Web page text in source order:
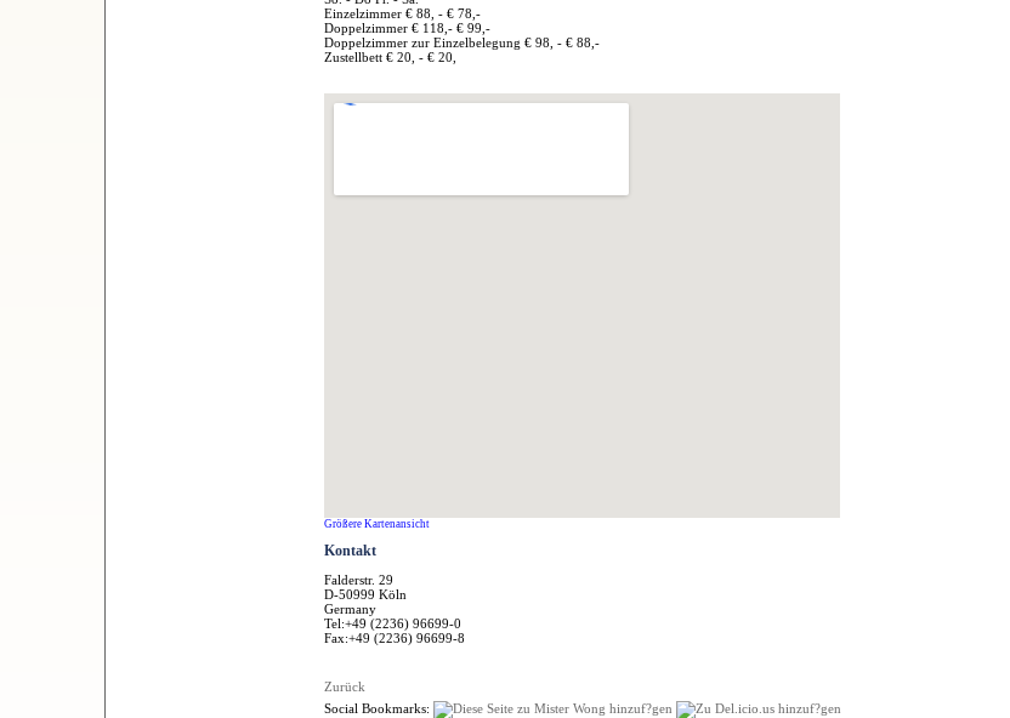
Einzelzimmer € 88, - € 78,-
Doppelzimmer € 118,- € 99,-
Doppelzimmer zur Einzelbelegung € 98, - € 88,-
Zustellbett € 20, - € 20,
Größere Kartenansicht
Kontakt
Falderstr. 29
D-50999 Köln
Germany
Tel:+49 (2236) 96699-0
Fax:+49 (2236) 96699-8
Zurück
Social Bookmarks: